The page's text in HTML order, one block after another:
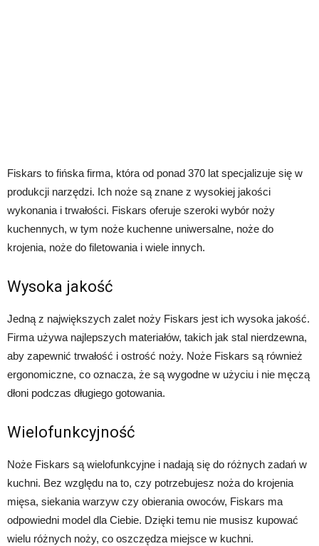
Fiskars to fińska firma, która od ponad 370 lat specjalizuje się w
produkcji narzędzi. Ich noże są znane z wysokiej jakości
wykonania i trwałości. Fiskars oferuje szeroki wybór noży
kuchennych, w tym noże kuchenne uniwersalne, noże do
krojenia, noże do filetowania i wiele innych.
Wysoka jakość
Jedną z największych zalet noży Fiskars jest ich wysoka jakość.
Firma używa najlepszych materiałów, takich jak stal nierdzewna,
aby zapewnić trwałość i ostrość noży. Noże Fiskars są również
ergonomiczne, co oznacza, że są wygodne w użyciu i nie męczą
dłoni podczas długiego gotowania.
Wielofunkcyjność
Noże Fiskars są wielofunkcyjne i nadają się do różnych zadań w
kuchni. Bez względu na to, czy potrzebujesz noża do krojenia
mięsa, siekania warzyw czy obierania owoców, Fiskars ma
odpowiedni model dla Ciebie. Dzięki temu nie musisz kupować
wielu różnych noży, co oszczędza miejsce w kuchni.